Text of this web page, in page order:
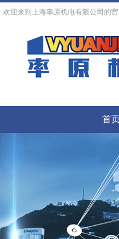
欢迎来到上海率原机电有限公司的官
首